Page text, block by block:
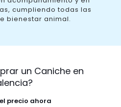
cumpliendo todas las
bienestar animal.
un Caniche en
precio ahora